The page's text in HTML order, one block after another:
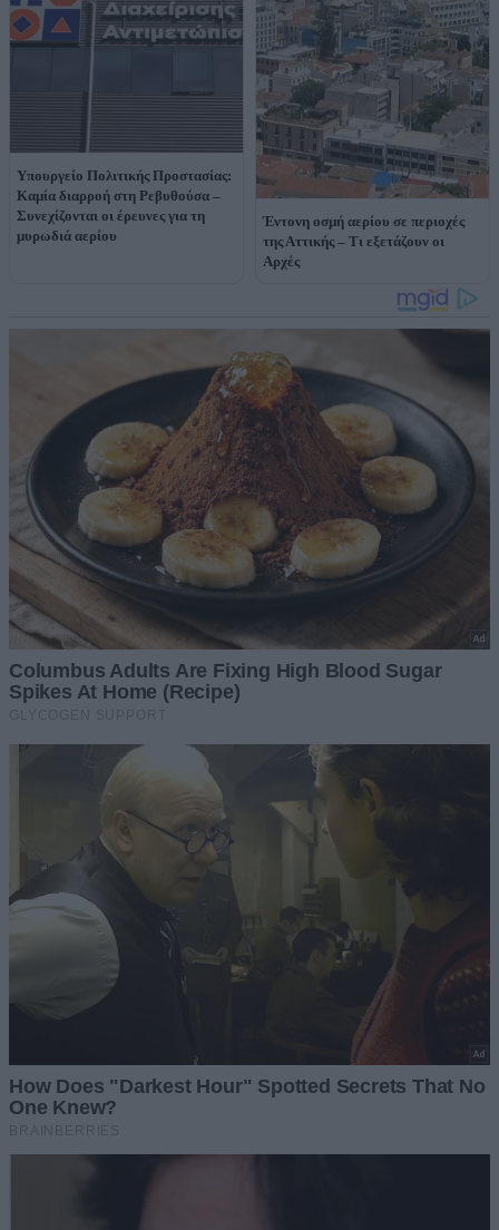
Υπουργείο Πολιτικής Προστασίας:
Καμία διαρροή στη Ρεβυθούσα –
Συνεχίζονται οι έρευνες για τη
μυρωδιά αερίου
Έντονη οσμή αερίου σε περιοχές
της Αττικής – Τι εξετάζουν οι
Αρχές